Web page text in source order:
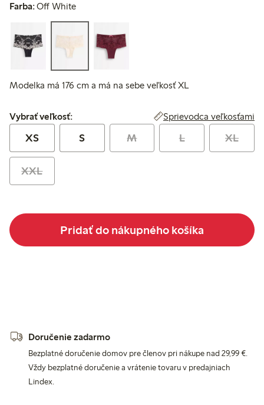
Farba:Off White
Modelka má 176 cm a má na sebe veľkosť XL
Vybrať veľkosť:
Vybrať veľkosť: Sprievodca veľkosťami
XS S M L XL
XXL
Pridať do nákupného košíka
Doručenie zadarmo
Bezplatné doručenie domov pre členov pri nákupe nad 29,99 €.
Vždy bezplatné doručenie a vrátenie tovaru v predajniach
Lindex.